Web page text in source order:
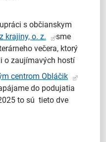
s občianskym
krajiny, o. z.
sme
večera, ktorý
o zaujímavých hostí
centrom Obláčik
do podujatia
to sú tieto dve